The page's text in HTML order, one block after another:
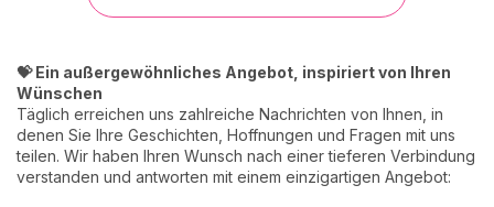
💝 Ein außergewöhnliches Angebot, inspiriert von Ihren
Wünschen
Täglich erreichen uns zahlreiche Nachrichten von Ihnen, in
denen Sie Ihre Geschichten, Hoffnungen und Fragen mit uns
teilen. Wir haben Ihren Wunsch nach einer tieferen Verbindung
verstanden und antworten mit einem einzigartigen Angebot: